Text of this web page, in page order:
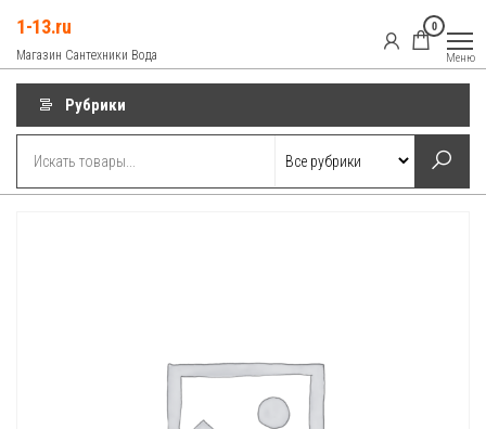
содержимому
1-13.ru
Магазин Сантехники Вода
0
Меню
Рубрики